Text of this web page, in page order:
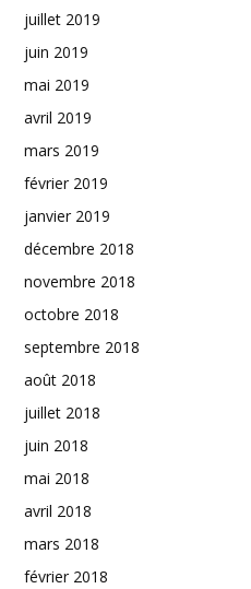
juillet 2019
juin 2019
mai 2019
avril 2019
mars 2019
février 2019
janvier 2019
décembre 2018
novembre 2018
octobre 2018
septembre 2018
août 2018
juillet 2018
juin 2018
mai 2018
avril 2018
mars 2018
février 2018